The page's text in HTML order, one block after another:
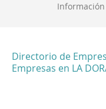
Directorio de
Empresas en LA